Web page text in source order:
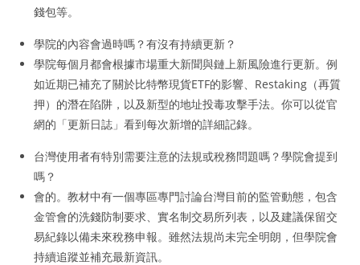
錢包等。
學院的內容會過時嗎？有沒有持續更新？
學院每個月都會根據市場重大新聞與鏈上新風險進行更新。例
如近期已補充了關於比特幣現貨ETF的影響、Restaking（再質
押）的潛在陷阱，以及新型的地址投毒攻擊手法。你可以從官
網的「更新日誌」看到每次新增的詳細記錄。
台灣使用者有特別需要注意的法規或稅務問題嗎？學院會提到
嗎？
會的。教材中有一個專區專門討論台灣目前的監管動態，包含
金管會的洗錢防制要求、實名制交易所列表，以及建議保留交
易紀錄以備未來稅務申報。雖然法規尚未完全明朗，但學院會
持續追蹤並補充最新資訊。